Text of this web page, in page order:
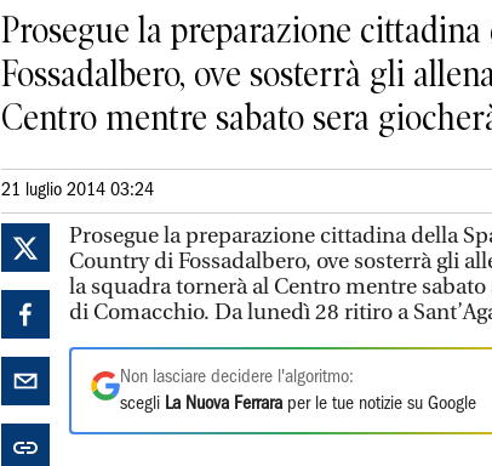
Prosegue la preparazione
Fossadalbero, ove sosterrà gli
Centro mentre sabato sera
21 luglio 2014 03:24
Prosegue la preparazione cittadina della
Country di Fossadalbero, ove sosterrà gli
la squadra tornerà al Centro mentre sabato
di Comacchio. Da lunedì 28 ritiro a
Non lasciare decidere l'algoritmo:
scegli La Nuova Ferrara per le tue notizie su Google